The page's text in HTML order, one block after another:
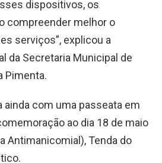
dispositivos, os
compreender melhor o
serviços”, explicou a
da Secretaria Municipal de
Pimenta.
ainda com uma passeata em
ao dia 18 de maio
Antimanicomial), Tenda do